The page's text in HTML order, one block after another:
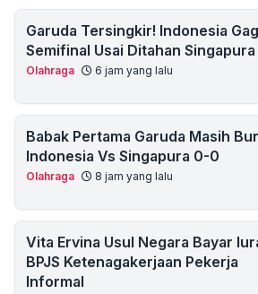
Garuda Tersingkir! Indonesia
Semifinal Usai Ditahan Singapura
Olahraga 6 jam yang lalu
Babak Pertama Garuda Masih
Indonesia Vs Singapura 0-0
Olahraga 8 jam yang lalu
Vita Ervina Usul Negara Bayar
BPJS Ketenagakerjaan Pekerja
Informal